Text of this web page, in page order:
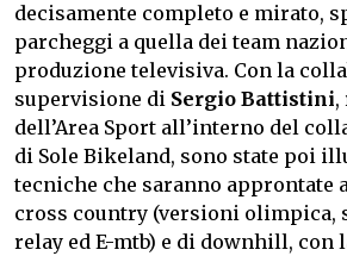
decisamente completo e mirato,
parcheggi a quella dei team
produzione televisiva. Con la
supervisione di Sergio Battistini,
dell’Area Sport all’interno del
di Sole Bikeland, sono state poi
tecniche che saranno approntate
cross country (versioni olimpica,
relay ed E-mtb) e di downhill, con